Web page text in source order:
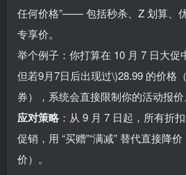
任何价格”—— 包括秒杀、Z 划算、
专享价。
举个例子：你打算在 10 月 7 日大促
但若9月7日后出现过\)28.99 的价格
券），系统会直接限制你的活动报价
应对策略 ：从 9 月 7 日起，所有折
促销，用 “买赠”“满减” 替代直接降
价）。